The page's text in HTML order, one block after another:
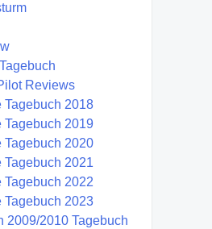
Reviews
Tagebuch 2018
Tagebuch 2019
Tagebuch 2020
Tagebuch 2021
Tagebuch 2022
Tagebuch 2023
2009/2010 Tagebuch